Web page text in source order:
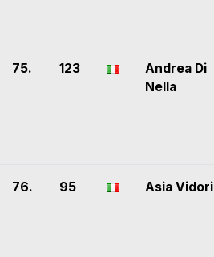
75. 123
Andrea Di
Nella
76. 95 Asia Vidori